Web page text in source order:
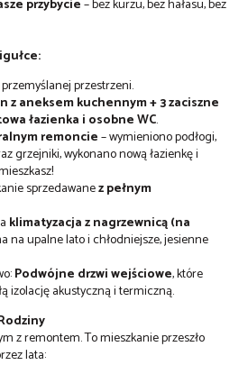
przybycie– bez kurzu, bez hałasu, bez
przemyślanej przestrzeni.
z aneksem kuchennym + 3 zaciszne
łazienka i osobne WC.
remoncie– wymieniono podłogi,
grzejniki, wykonano nową łazienkę i
sprzedawanez pełnym
klimatyzacja z nagrzewnicą (na
na upalne lato i chłodniejsze, jesienne
Podwójne drzwi wejściowe, które
izolację akustyczną i termiczną.
z remontem. To mieszkanie przeszło
lata: